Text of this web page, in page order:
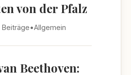
von der Pfalz
Beiträge•Allgemein
Beethoven: